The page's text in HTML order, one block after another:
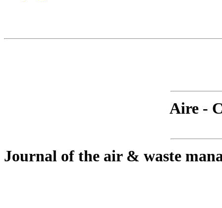
Aire -
Journal of the air & waste